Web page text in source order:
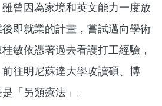
曾因為家境和英文能力一度放
即就業的計畫，嘗試邁向學術
敏依憑著過去看護打工經驗，
往明尼蘇達大學攻讀碩、博
「另類療法」。